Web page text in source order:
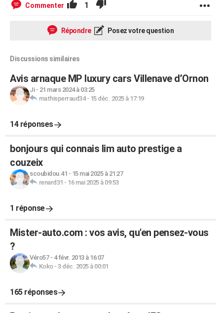
Commenter 1
Répondre Posez votre question
Discussions similaires
Avis arnaque MP luxury cars Villenave d’Ornon
Ji- 21 mars 2024 à 03:25
mathisperraud34- 15 déc. 2025 à 17:19
14 réponses
bonjours qui connais lim auto prestige a
couzeix
scoubidou.41 - 15 mai 2025 à 21:27
renard31 - 16 mai 2025 à 09:53
1 réponse
Mister-auto.com : vos avis, qu'en pensez-vous
?
Véro57- 4 févr. 2013 à 16:07
Koko- 3 déc. 2025 à 00:01
165 réponses